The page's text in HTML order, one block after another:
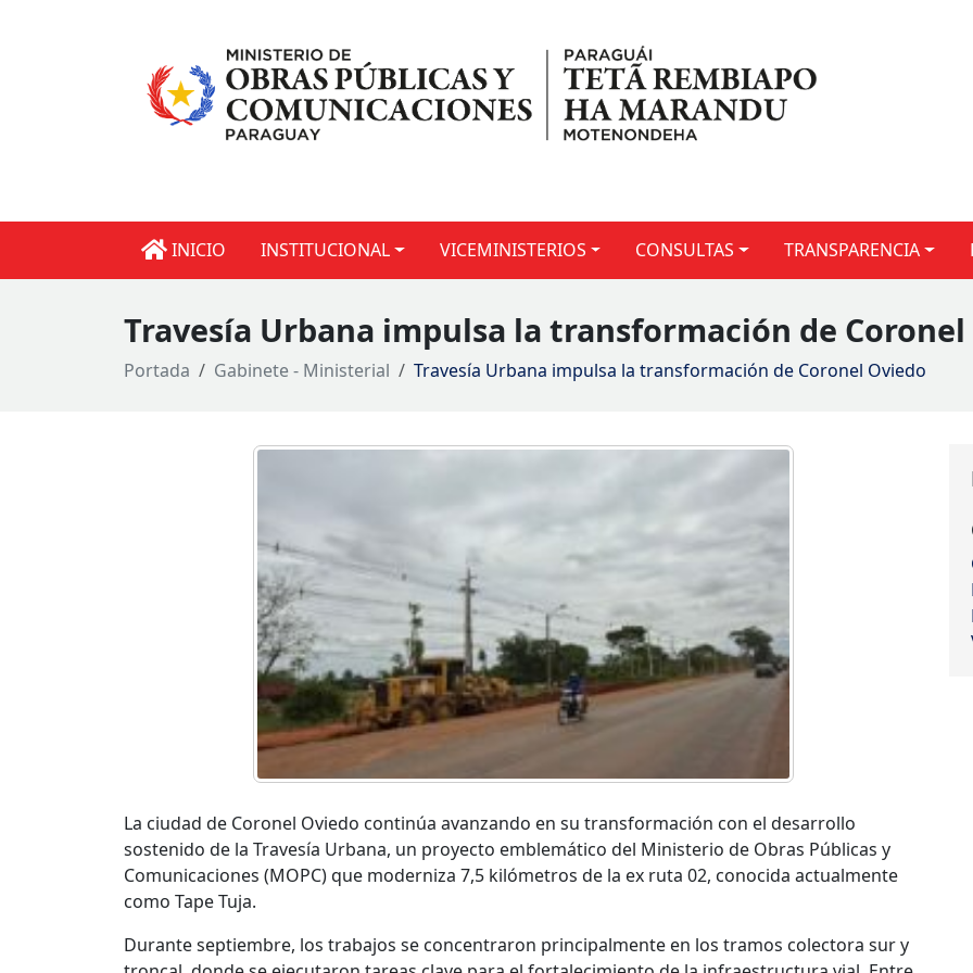
INICIO INSTITUCIONAL VICEMINISTERIOS CONSULTAS TRANSPARENCIA
Travesía Urbana impulsa la transformación de Coronel
Portada Gabinete - Ministerial Travesía Urbana impulsa la transformación de Coronel Oviedo
La ciudad de Coronel Oviedo continúa avanzando en su transformación con el desarrollo
sostenido de la Travesía Urbana, un proyecto emblemático del Ministerio de Obras Públicas y
Comunicaciones (MOPC) que moderniza 7,5 kilómetros de la ex ruta 02, conocida actualmente
como Tape Tuja.
Durante septiembre, los trabajos se concentraron principalmente en los tramos colectora sur y